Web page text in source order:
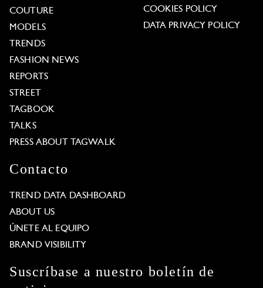
COUTURE
MODELS
TRENDS
FASHION NEWS
REPORTS
STREET
TAGBOOK
TALKS
PRESS ABOUT TAGWALK
COOKIES POLICY
DATA PRIVACY POLICY
Contacto
TREND DATA DASHBOARD
ABOUT US
ÚNETE AL EQUIPO
BRAND VISIBILITY
Suscríbase a nuestro boletín de